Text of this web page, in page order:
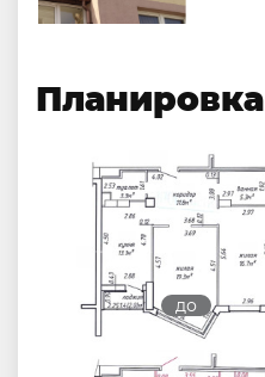
Планировка
до